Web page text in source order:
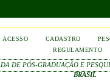
ACESSO CADASTRO
REGULAMENTO
DE PÓS-GRADUAÇÃO E
BRASIL